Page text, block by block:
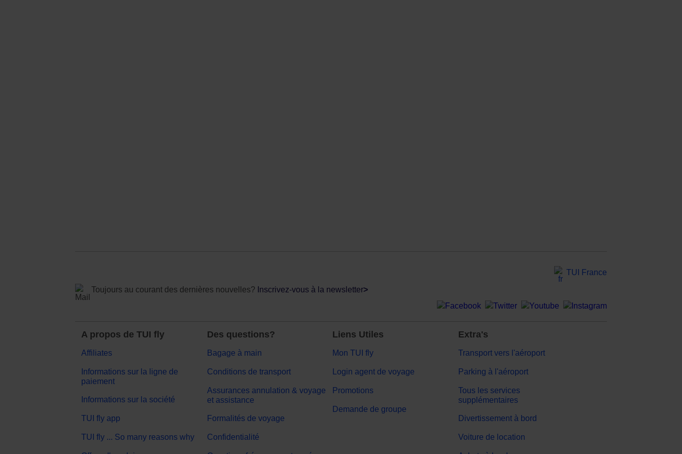
Toujours au courant des dernières nouvelles? Inscrivez-vous à la newsletter>
TUI France
A propos de TUI fly
Affiliates
Informations sur la ligne de
paiement
Informations sur la société
TUI fly app
TUI fly ... So many reasons why
Des questions?
Bagage à main
Conditions de transport
Assurances annulation & voyage
et assistance
Formalités de voyage
Confidentialité
Liens Utiles
Mon TUI fly
Login agent de voyage
Promotions
Demande de groupe
Extra's
Transport vers l'aéroport
Parking à l'aéroport
Tous les services
supplémentaires
Divertissement à bord
Voiture de location